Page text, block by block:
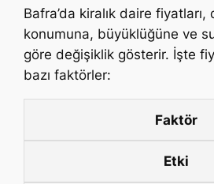
Bafra’da kiralık daire fiyatları,
konumuna, büyüklüğüne ve
göre değişiklik gösterir. İşte
bazı faktörler:
Faktör
Etki